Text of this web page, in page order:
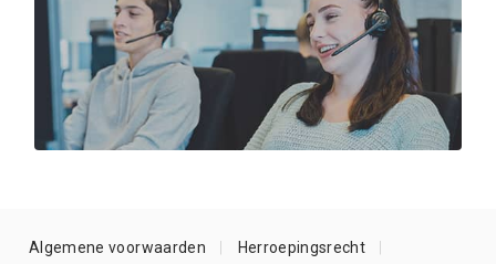
Algemene voorwaarden Herroepingsrecht